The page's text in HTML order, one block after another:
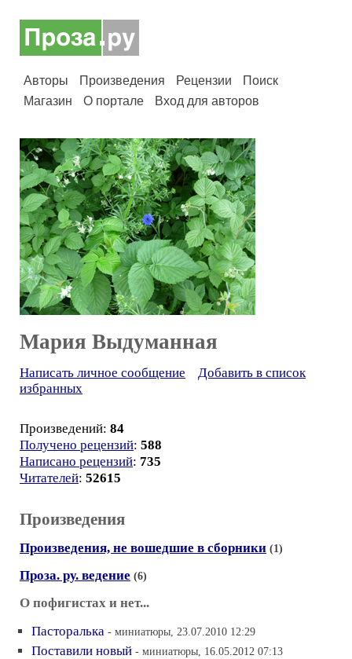
Авторы Произведения Рецензии
Поиск
Магазин
О портале Вход для авторов
Мария Выдуманная
Написать личное сообщение
Добавить в список
избранных
Произведений: 84
Получено рецензий: 588
Написано рецензий: 735
Читателей: 52615
Произведения
Произведения, не вошедшие в сборники (1)
Проза. ру. ведение (6)
О пофигистах и нет...
Пасторалька - миниатюры, 23.07.2010 12:29
Поставили новый - миниатюры, 16.05.2012 07:13